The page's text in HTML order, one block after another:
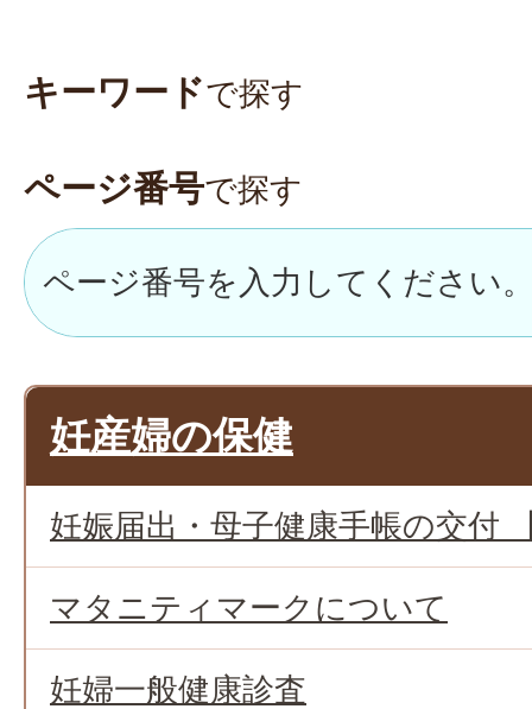
キーワードで探す
ページ番号で探す
妊産婦の保健
妊娠届出・母子健康手帳の交付
マタニティマークについて
妊婦一般健康診査